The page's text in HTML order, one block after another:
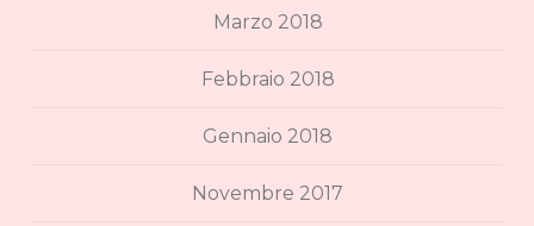
Marzo 2018
Febbraio 2018
Gennaio 2018
Novembre 2017